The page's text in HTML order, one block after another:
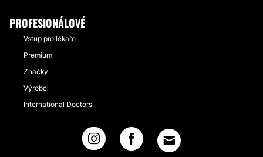
PROFESIONÁLOVÉ
Vstup pro lékaře
Premium
Značky
Výrobci
International Doctors